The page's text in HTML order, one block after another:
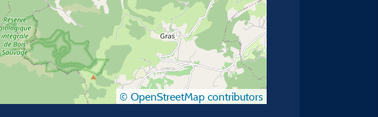
© OpenStreetMap contributors